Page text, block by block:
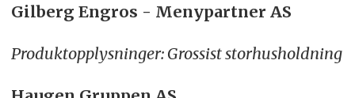
Gilberg Engros - Menypartner AS
Produktopplysninger: Grossist storhusholdning